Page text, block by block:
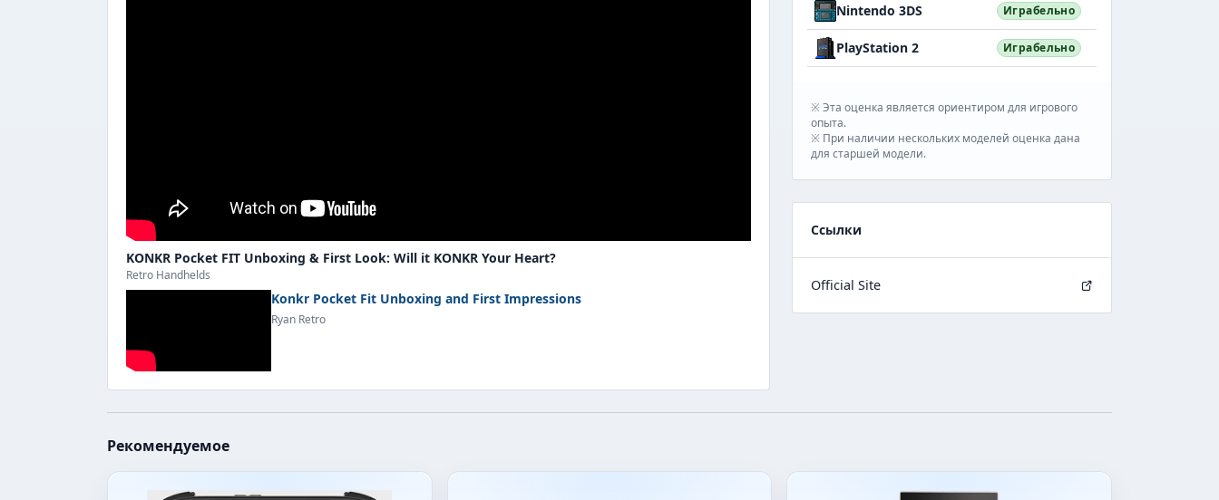
KONKR Pocket FIT Unboxing & First Look: Will it KONKR Your Heart?
Retro Handhelds
Konkr Pocket Fit Unboxing and First Impressions
Ryan Retro
Nintendo 3DS Играбельно
PlayStation 2 Играбельно
※ Эта оценка является ориентиром для игрового
опыта.
※ При наличии нескольких моделей оценка дана
для старшей модели.
Ссылки
Official Site
Рекомендуемое